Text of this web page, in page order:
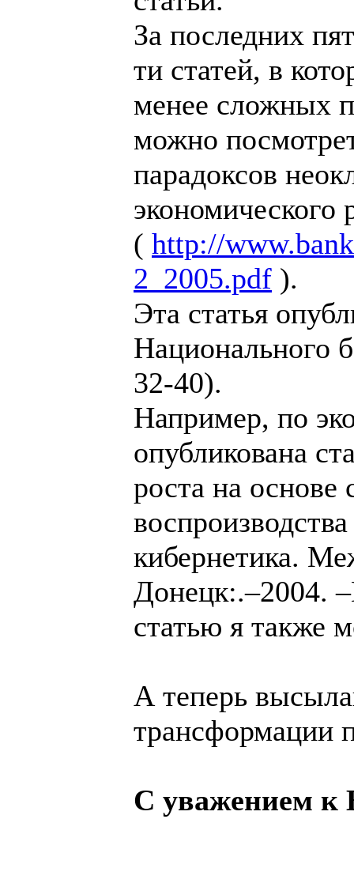
За последних
ти статей, в
менее сложных
можно
парадоксов
экономического
( http://
2_2005.pdf ).
Эта статья
Национального
32-40).
Например, по
опубликована
роста на
кибернетика.
Донецк:.–2004.
статью я также
А теперь
трансформации
С уважением к